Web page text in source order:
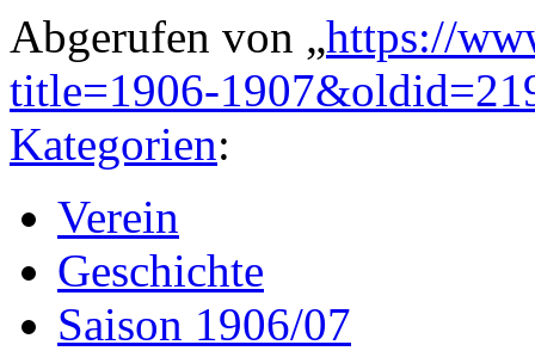
Abgerufen von „https://
title=1906-
Kategorien:
Verein
Geschichte
Saison 1906/07